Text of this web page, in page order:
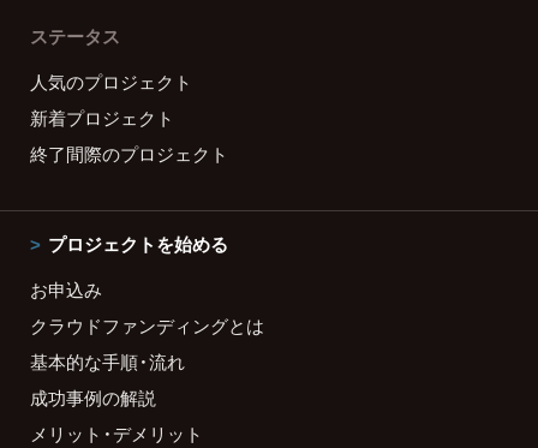
ステータス
人気のプロジェクト
新着プロジェクト
終了間際のプロジェクト
プロジェクトを始める
お申込み
クラウドファンディングとは
基本的な手順・流れ
成功事例の解説
メリット・デメリット